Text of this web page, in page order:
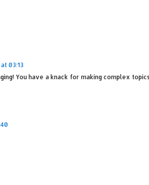
03:13
You have a knack for making complex